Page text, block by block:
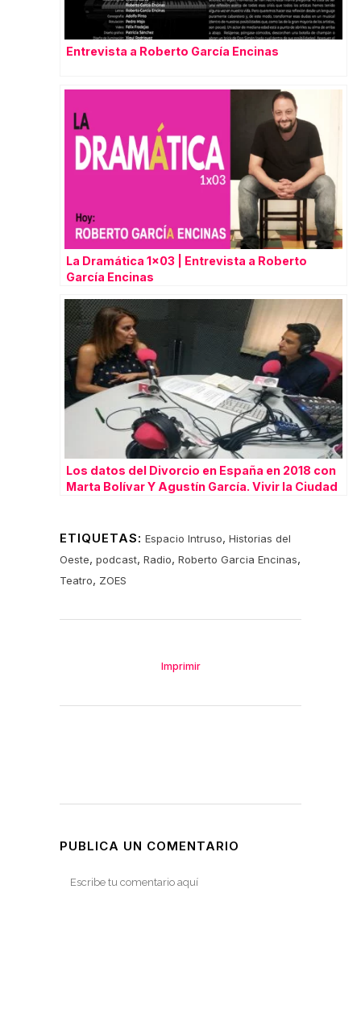
Entrevista a Roberto García Encinas
La Dramática 1×03 | Entrevista a Roberto
García Encinas
Los datos del Divorcio en España en 2018 con
Marta Bolívar Y Agustín García. Vivir la Ciudad
ETIQUETAS: Espacio Intruso, Historias del
Oeste, podcast, Radio, Roberto Garcia Encinas,
Teatro, ZOES
Imprimir
PUBLICA UN COMENTARIO